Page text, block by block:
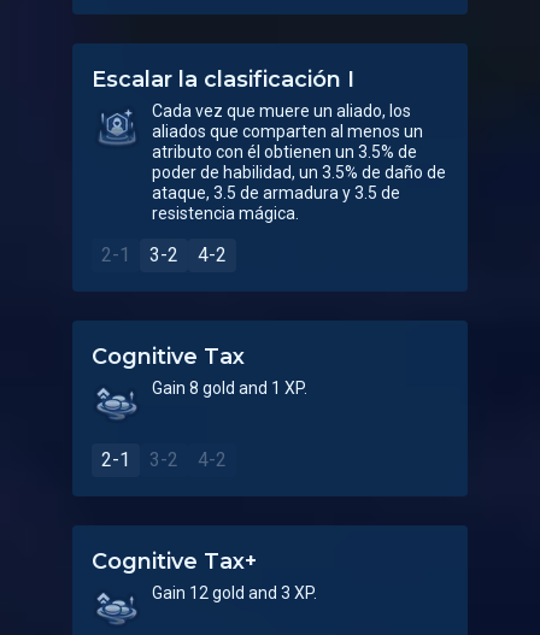
Escalar la clasificación I
Cada vez que muere un aliado, los
aliados que comparten al menos un
atributo con él obtienen un 3.5% de
poder de habilidad, un 3.5% de daño de
ataque, 3.5 de armadura y 3.5 de
resistencia mágica.
2-1 3-2 4-2
Cognitive Tax
Gain 8 gold and 1 XP.
2-1 3-2 4-2
Cognitive Tax+
Gain 12 gold and 3 XP.